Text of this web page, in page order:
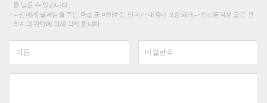
를 받을 수 있습니다.
타인에게 불쾌감을 주는 욕설 등 비하하는 단어가 내용에 포함되거나 인신공격성 글은 관
리자의 판단에 의해 삭제 합니다.